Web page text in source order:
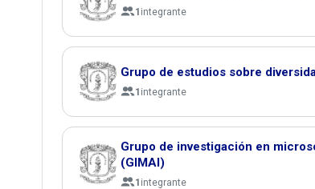
1 integrante
Grupo de estudios sobre
1 integrante
Grupo de investigación en
(GIMAI)
1 integrante